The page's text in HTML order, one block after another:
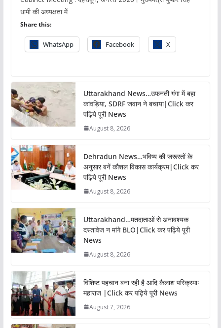
धामी की अध्यक्षता में
Share this:
WhatsApp Facebook X
Uttarakhand News…उफनती गंगा में बहा
कांवड़िया, SDRF जवान ने बचाया|Click कर
पढ़िये पूरी News
August 8, 2026
Dehradun News…भविष्य की जरूरतों के
अनुसार बनें कौशल विकास कार्यक्रम|Click कर
पढ़िये पूरी News
August 8, 2026
Uttarakhand…मतदाताओं से अनावश्यक
दस्तावेज न मांगे BLO|Click कर पढ़िये पूरी
News
August 8, 2026
विशिष्ट पहचान बना रही है आदि कैलाश परिक्रमाः
महाराज |Click कर पढ़िये पूरी News
August 7, 2026